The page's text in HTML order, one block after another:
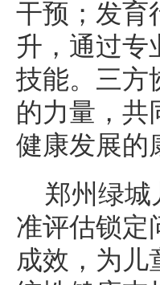
干预；发育
升，通过专
技能。三方
的力量，共
健康发展的
郑州绿城
准评估锁定
成效，为儿